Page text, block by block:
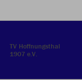
TV Hoffnungsthal
1907 e.V.